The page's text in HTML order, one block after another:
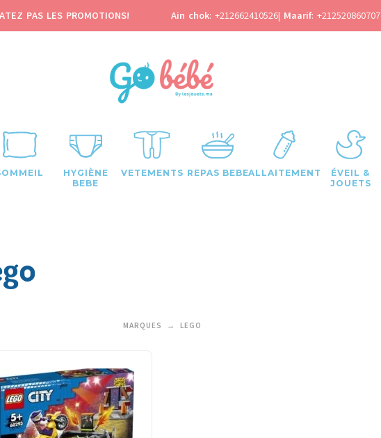
PAS LES PROMOTIONS! Ain chok: +212662410526| Maarif: +212520860707
HYGIÈNE
BEBE
VETEMENTS REPAS BEBEALLAITEMENT
ÉVEIL &
JOUETS
MARQUES LEGO